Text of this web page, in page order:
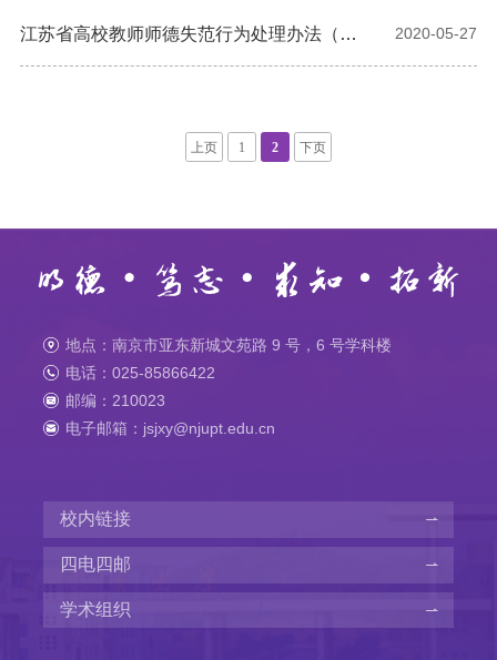
江苏省高校教师师德失范行为处理办法（试
行）
2020-05-27
上页 1 2 下页
地点：南京市亚东新城文苑路 9 号，6 号学科楼
电话：025-85866422
邮编：210023
电子邮箱：jsjxy@njupt.edu.cn
校内链接
四电四邮
学术组织